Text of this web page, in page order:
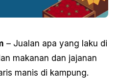
– Jualan apa yang laku di
makanan dan jajanan
manis di kampung.